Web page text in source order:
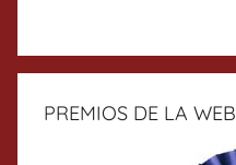
PREMIOS DE LA WEB